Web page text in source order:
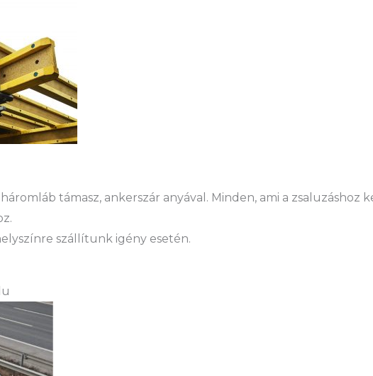
támasz, ankerszár anyával. Minden, ami a zsaluzáshoz
szállítunk igény esetén.